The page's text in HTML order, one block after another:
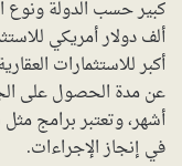
ألف دولار أمريكي
أكبر للاستثمارات
أشهر، وتعتبر برامج
في إنجاز الإجراءات.